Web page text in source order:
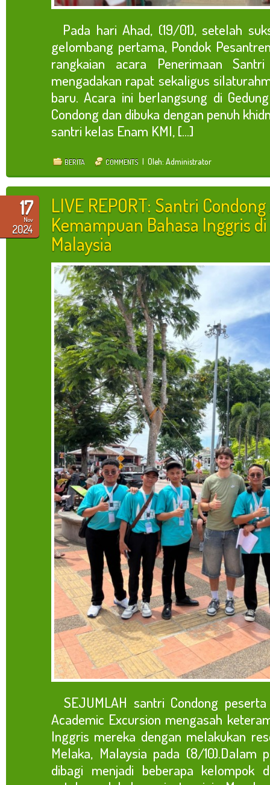
Pada hari Ahad, (19/01), setelah
gelombang pertama, Pondok
rangkaian acara Penerimaan
mengadakan rapat sekaligus
baru. Acara ini berlangsung di
Condong dan dibuka dengan penuh
santri kelas Enam KMI, [...]
BERITA COMMENTS | Oleh: Administrator
17
Nov
2024
LIVE REPORT: Santri
Kemampuan Bahasa Inggris
Malaysia
SEJUMLAH santri Condong
Academic Excursion mengasah
Inggris mereka dengan melakukan
Melaka, Malaysia pada (8/10).Dalam
dibagi menjadi beberapa kelompok